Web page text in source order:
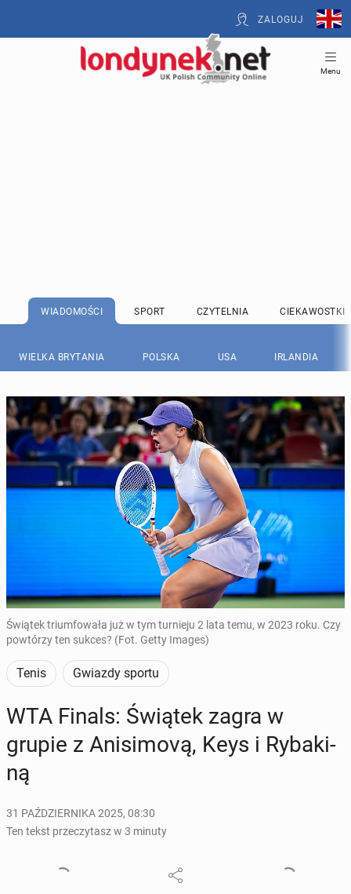
ZALOGUJ
Menu
WIADOMOŚCI SPORT CZYTELNIA CIEKAWOSTKI
WIELKA BRYTANIA POLSKA USA IRLANDIA
Świątek triumfowała już w tym turnieju 2 lata temu, w 2023 roku. Czy
powtórzy ten sukces? (Fot. Getty Images)
Tenis Gwiazdy sportu
WTA Finals: Świątek zagra w
grupie z Ani­si­mo­vą, Keys i Ry­ba­ki­
ną
31 PAŹDZIERNIKA 2025, 08:30
Ten tekst przeczytasz w 3 minuty